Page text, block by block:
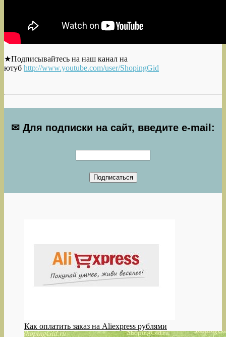
★Подписывайтесь на наш канал на
ютуб http://www.youtube.com/user/ShopingGid
✉ Для подписки на сайт, введите e-mail:
Как оплатить заказ на Aliexpress рублями